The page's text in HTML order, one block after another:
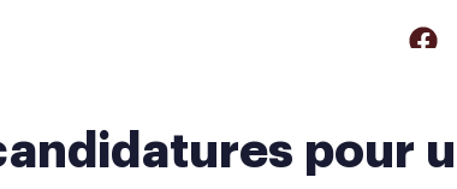
PROJETS DE
pour